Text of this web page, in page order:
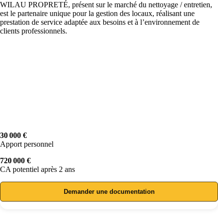
WILAU PROPRETÉ, présent sur le marché du nettoyage / entretien,
est le partenaire unique pour la gestion des locaux, réalisant une
prestation de service adaptée aux besoins et à l’environnement de
clients professionnels.
30 000 €
Apport personnel
720 000 €
CA potentiel après 2 ans
Demander une documentation